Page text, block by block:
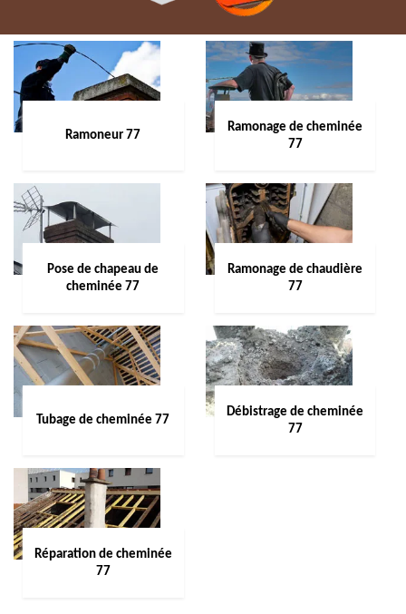
Ramoneur 77
Ramonage de cheminée
77
Pose de chapeau de
cheminée 77
Ramonage de chaudière
77
Tubage de cheminée 77
Débistrage de cheminée
77
Réparation de cheminée
77